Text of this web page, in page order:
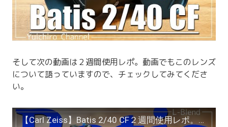
そして次の動画は２週間使用レポ。動画でもこのレンズ
について語っていますので、チェックしてみてくださ
い。
【Carl Zeiss】Batis 2/40 CF２週間使用レポ。ちょうどいい性能が詰まったちょっとお高いプレミアムレンズに大満足でしたって話【SONY】【Batis 40mm F2】